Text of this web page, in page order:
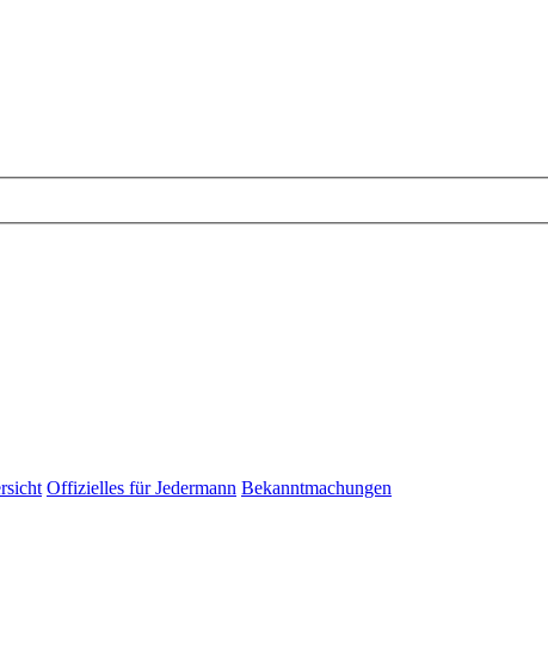
Offizielles für Jedermann Bekanntmachungen